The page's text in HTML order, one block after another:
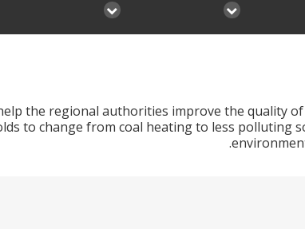
the regional authorities improve the quality
to change from coal heating to less polluting